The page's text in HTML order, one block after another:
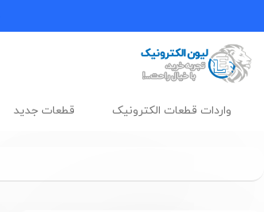
واردات قطعات الکترونیک قطعات جدید